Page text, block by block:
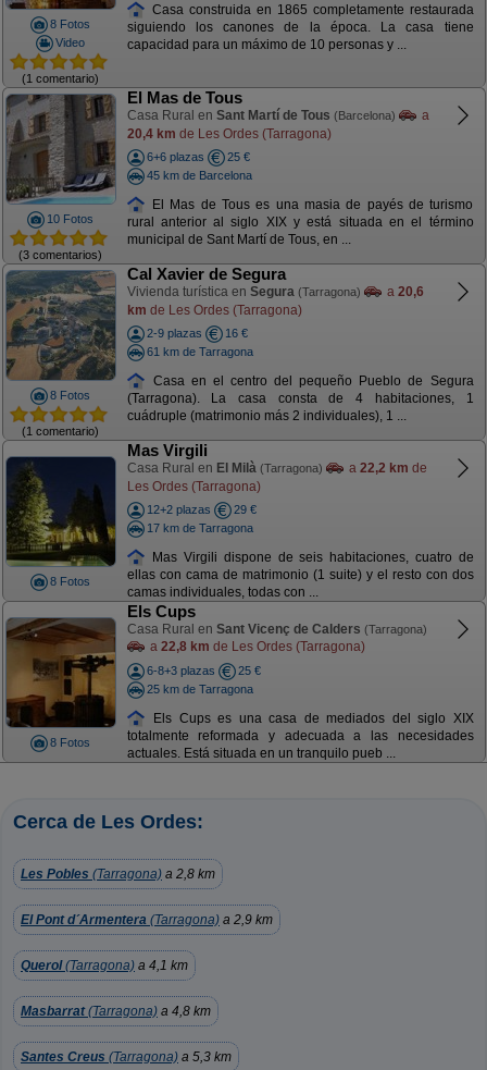
8 Fotos
Video
(1 comentario)
Casa construida en 1865 completamente restaurada
siguiendo los canones de la época. La casa tiene
capacidad para un máximo de 10 personas y ...
10 Fotos
(3 comentarios)
El Mas de Tous
Casa Rural en Sant Martí de Tous (Barcelona)
a
20,4 km de Les Ordes (Tarragona)
6+6 plazas
25 €
45 km de Barcelona
El Mas de Tous es una masia de payés de turismo
rural anterior al siglo XIX y está situada en el término
municipal de Sant Martí de Tous, en ...
8 Fotos
(1 comentario)
Cal Xavier de Segura
Vivienda turística en Segura (Tarragona) a 20,6
km de Les Ordes (Tarragona)
2-9 plazas
16 €
61 km de Tarragona
Casa en el centro del pequeño Pueblo de Segura
(Tarragona). La casa consta de 4 habitaciones, 1
cuádruple (matrimonio más 2 individuales), 1 ...
8 Fotos
Mas Virgili
Casa Rural en El Milà (Tarragona) a 22,2 km de
Les Ordes (Tarragona)
12+2 plazas
29 €
17 km de Tarragona
Mas Virgili dispone de seis habitaciones, cuatro de
ellas con cama de matrimonio (1 suite) y el resto con dos
camas individuales, todas con ...
8 Fotos
Els Cups
Casa Rural en Sant Vicenç de Calders (Tarragona)
a 22,8 km de Les Ordes (Tarragona)
6-8+3 plazas
25 €
25 km de Tarragona
Els Cups es una casa de mediados del siglo XIX
totalmente reformada y adecuada a las necesidades
actuales. Está situada en un tranquilo pueb ...
Cerca de Les Ordes:
Les Pobles (Tarragona) a 2,8 km
El Pont d´Armentera (Tarragona) a 2,9 km
Querol(Tarragona) a 4,1 km
Masbarrat(Tarragona) a 4,8 km
Santes Creus (Tarragona) a 5,3 km